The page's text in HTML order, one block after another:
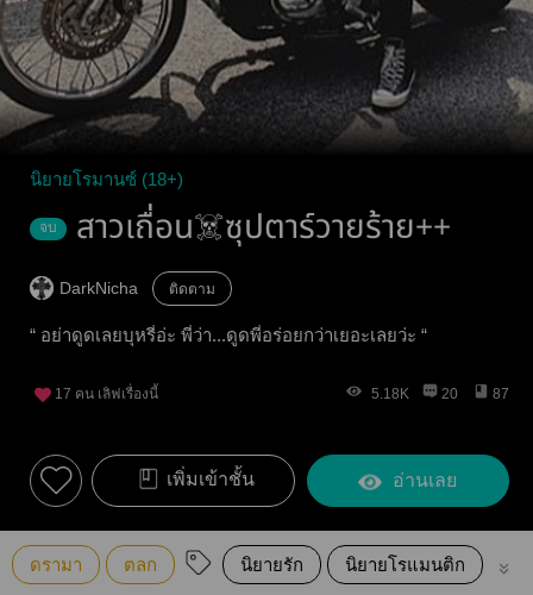
นิยายโรมานซ์ (18+)
จบ สาวเถื่อน☠️ซุปตาร์วายร้าย++
DarkNicha ติดตาม
“ อย่าดูดเลยบุหรี่อ่ะ พี่ว่า...ดูดพี่อร่อยกว่าเยอะเลยว่ะ “
17 คน เลิฟเรื่องนี้ 5.18K 20 87
เพิ่มเข้าชั้น อ่านเลย
ดรามา ตลก นิยายรัก นิยายโรแมนติก รัก